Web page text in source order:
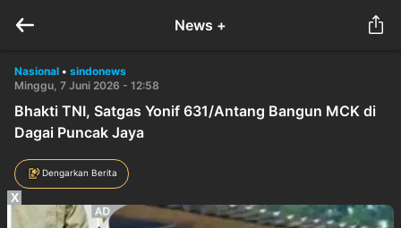
News +
Nasional • sindonews
Minggu, 7 Juni 2026 - 12:58
Bhakti TNI, Satgas Yonif 631/Antang Bangun MCK di
Dagai Puncak Jaya
Dengarkan Berita
X